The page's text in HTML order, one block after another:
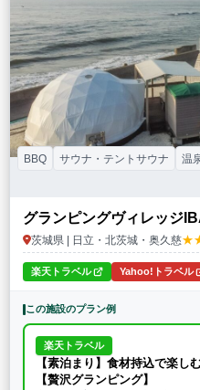
グランピングヴィレッジ
茨城県 | 日立・北茨城・奥久慈
BBQ サウナ・テントサウナ 温
楽天トラベル Yahoo!トラベル
この施設のプラン例
楽天トラベル
【素泊まり】食材持込で楽
【贅沢グランピング】